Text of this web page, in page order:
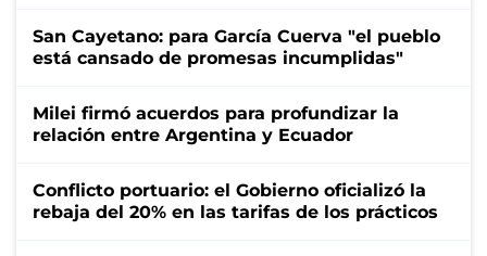
San Cayetano: para García Cuerva "el pueblo
está cansado de promesas incumplidas"
Milei firmó acuerdos para profundizar la
relación entre Argentina y Ecuador
Conflicto portuario: el Gobierno oficializó la
rebaja del 20% en las tarifas de los prácticos